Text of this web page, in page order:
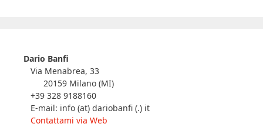
Dario Banfi
Via Menabrea, 33
20159 Milano (MI)
+39 328 9188160
E-mail: info (at) dariobanfi (.) it
Contattami via Web